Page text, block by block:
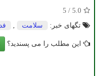
5.0
/
5
تگهای خبر:
سلامت
این مطلب را می پسندید؟